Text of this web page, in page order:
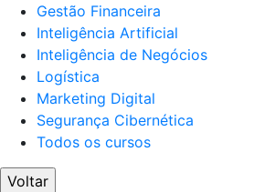
Gestão Financeira
Inteligência Artificial
Inteligência de Negócios
Logística
Marketing Digital
Segurança Cibernética
Todos os cursos
Voltar